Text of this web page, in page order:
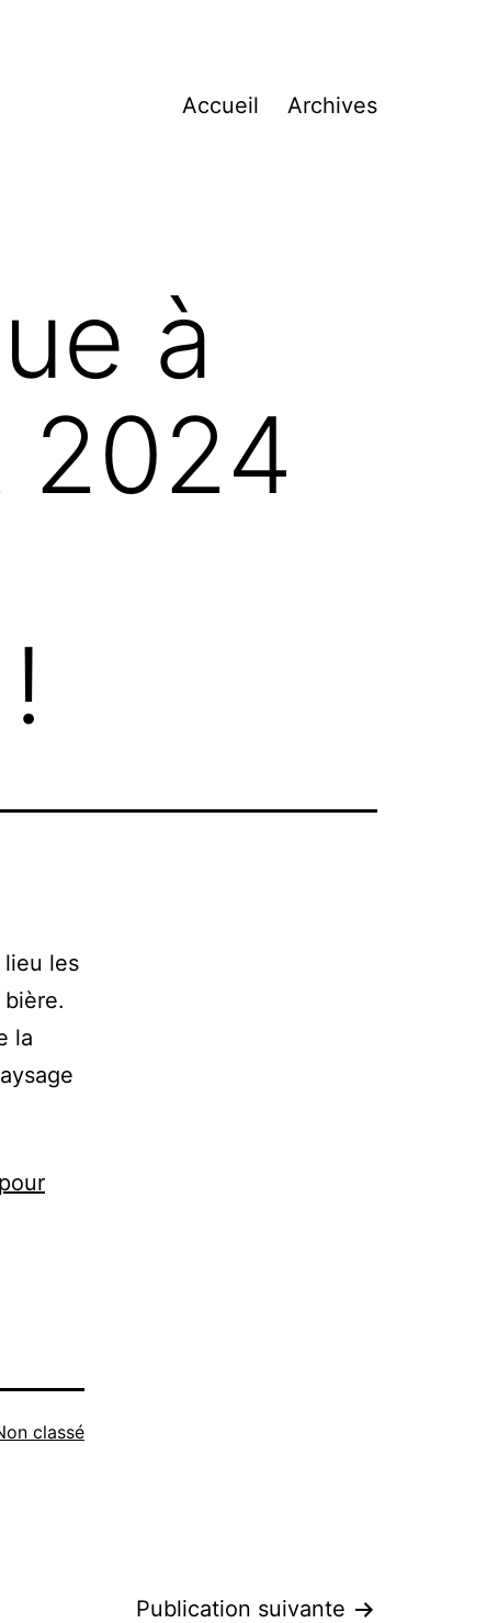
Accueil Archives
à
2024
lieu les
la
classé
Publication suivante